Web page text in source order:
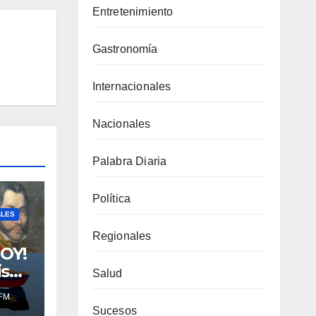
Entretenimiento
Gastronomía
Internacionales
Nacionales
Palabra Diaria
Política
Regionales
Salud
Sucesos